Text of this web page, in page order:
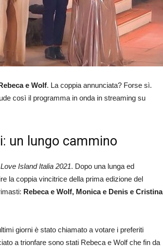
e Wolf. La coppia annunciata? Forse sì.
così il programma in onda in streaming su
un lungo cammino
Love Island Italia 2021. Dopo una lunga ed
la coppia vincitrice della prima edizione del
Rebeca e Wolf, Monica e Denis e Cristina
giorni è stato chiamato a votare i preferiti
a trionfare sono stati Rebeca e Wolf che fin da